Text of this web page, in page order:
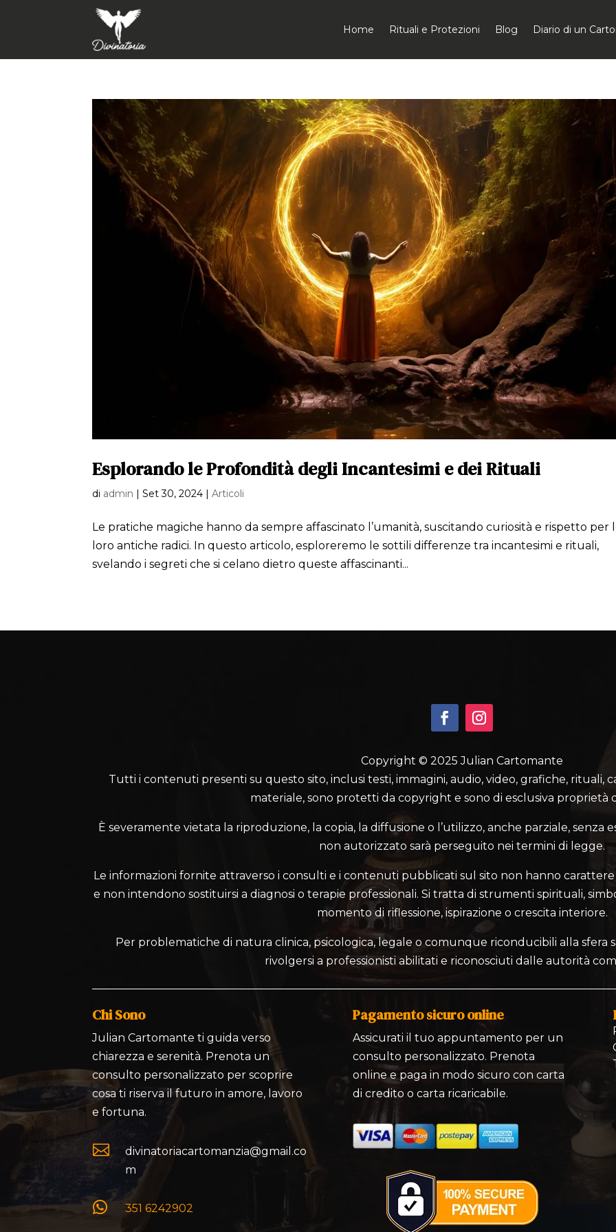
Home Rituali e Protezioni Blog Diario di un
Esplorando le Profondità degli Incantesimi e dei Rituali
di admin |Set 30, 2024 |Articoli
Le pratiche magiche hanno da sempre affascinato l’umanità, suscitando curiosità e rispetto per
loro antiche radici. In questo articolo, esploreremo le sottili differenze tra incantesimi e rituali,
svelando i segreti che si celano dietro queste affascinanti...
Copyright © 2025 Julian Cartomante
Tutti i contenuti presenti su questo sito, inclusi testi, immagini, audio, video, grafiche, rituali,
materiale, sono protetti da copyright e sono di esclusiva proprietà
È severamente vietata la riproduzione, la copia, la diffusione o l’utilizzo, anche parziale, senza
non autorizzato sarà perseguito nei termini di legge.
Le informazioni fornite attraverso i consulti e i contenuti pubblicati sul sito non hanno carattere
e non intendono sostituirsi a diagnosi o terapie professionali. Si tratta di strumenti spirituali,
momento di riflessione, ispirazione o crescita interiore.
Per problematiche di natura clinica, psicologica, legale o comunque riconducibili alla sfera
rivolgersi a professionisti abilitati e riconosciuti dalle autorità
Chi Sono
Julian Cartomante ti guida verso
chiarezza e serenità. Prenota un
consulto personalizzato per scoprire
cosa ti riserva il futuro in amore, lavoro
e fortuna.

divinatoriacartomanzia@gmail.co
m
 351 6242902
Pagamento sicuro online
Assicurati il tuo appuntamento per un
consulto personalizzato. Prenota
online e paga in modo sicuro con carta
di credito o carta ricaricabile.